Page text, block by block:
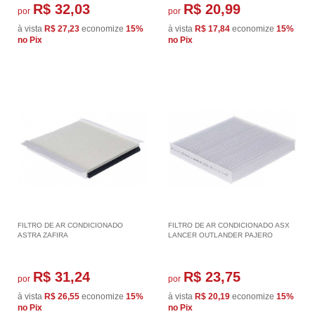
por R$ 32,03
à vista R$ 27,23 economize 15%
no Pix
por R$ 20,99
à vista R$ 17,84 economize 15%
no Pix
FILTRO DE AR CONDICIONADO
ASTRA ZAFIRA
por R$ 31,24
à vista R$ 26,55 economize 15%
no Pix
FILTRO DE AR CONDICIONADO ASX
LANCER OUTLANDER PAJERO
por R$ 23,75
à vista R$ 20,19 economize 15%
no Pix